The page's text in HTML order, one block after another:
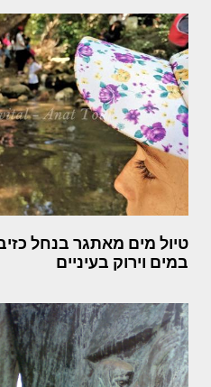
טיול מים מאתגר בנחל
במים וירוק בעיניים